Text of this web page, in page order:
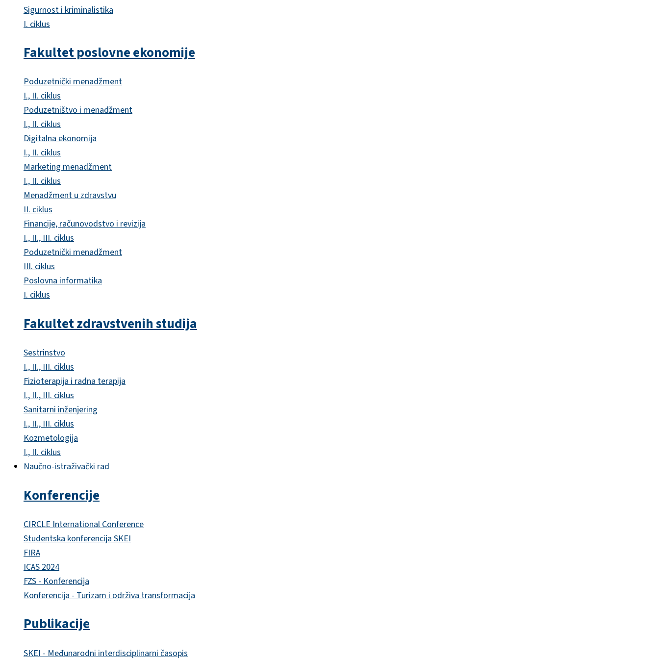
Sigurnost i kriminalistika
I. ciklus
Fakultet poslovne ekonomije
Poduzetnički menadžment
I., II. ciklus
Poduzetništvo i menadžment
I., II. ciklus
Digitalna ekonomija
I., II. ciklus
Marketing menadžment
I., II. ciklus
Menadžment u zdravstvu
II. ciklus
Financije, računovodstvo i revizija
I., II., III. ciklus
Poduzetnički menadžment
III. ciklus
Poslovna informatika
I. ciklus
Fakultet zdravstvenih studija
Sestrinstvo
I., II., III. ciklus
Fizioterapija i radna terapija
I., II., III. ciklus
Sanitarni inženjering
I., II., III. ciklus
Kozmetologija
I., II. ciklus
Naučno-istraživački rad
Konferencije
CIRCLE International Conference
Studentska konferencija SKEI
FIRA
ICAS 2024
FZS - Konferencija
Konferencija - Turizam i održiva transformacija
Publikacije
SKEI - Međunarodni interdisciplinarni časopis